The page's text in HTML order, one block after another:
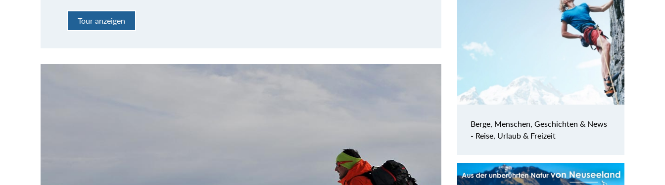
Tour anzeigen
Berge, Menschen, Geschichten & News
- Reise, Urlaub & Freizeit